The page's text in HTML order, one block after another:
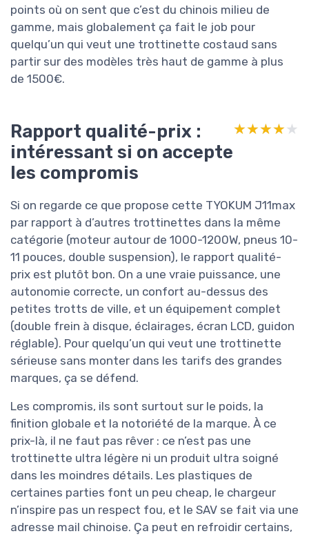
points où on sent que c’est du chinois milieu de
gamme, mais globalement ça fait le job pour
quelqu’un qui veut une trottinette costaud sans
partir sur des modèles très haut de gamme à plus
de 1500€.
Rapport qualité-prix :
intéressant si on accepte
les compromis
★★★★★
★★★★★
Si on regarde ce que propose cette TYOKUM J11max
par rapport à d’autres trottinettes dans la même
catégorie (moteur autour de 1000-1200W, pneus 10-
11 pouces, double suspension), le rapport qualité-
prix est plutôt bon. On a une vraie puissance, une
autonomie correcte, un confort au-dessus des
petites trotts de ville, et un équipement complet
(double frein à disque, éclairages, écran LCD, guidon
réglable). Pour quelqu’un qui veut une trottinette
sérieuse sans monter dans les tarifs des grandes
marques, ça se défend.
Les compromis, ils sont surtout sur le poids, la
finition globale et la notoriété de la marque. À ce
prix-là, il ne faut pas rêver : ce n’est pas une
trottinette ultra légère ni un produit ultra soigné
dans les moindres détails. Les plastiques de
certaines parties font un peu cheap, le chargeur
n’inspire pas un respect fou, et le SAV se fait via une
adresse mail chinoise. Ça peut en refroidir certains,